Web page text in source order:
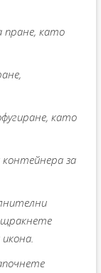
пране, като
като
за
щракнете